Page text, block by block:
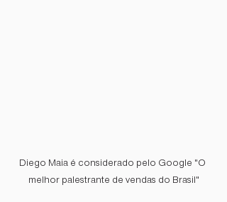
Diego Maia é considerado pelo Google "O
melhor palestrante de vendas do Brasil"